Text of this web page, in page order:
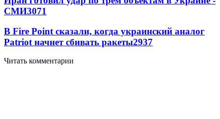
СМИ3071
В Fire Point сказали, когда украинский аналог
Patriot начнет сбивать ракеты2937
Читать комментарии